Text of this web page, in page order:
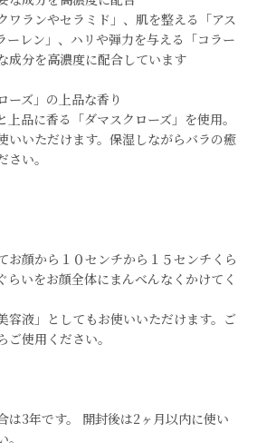
ワランやセラミド」、 肌を整える「アス
ーレン」、 ハリや弾力を与える「コラー
成分を高濃度に配合しています
ズ」の上品な香り
上品に香る「ダマスクローズ」を使用。
いいただけます。保湿しながらバラの癒
い。
お顔から１０センチから１５センチくら
らいをお顔全体にまんべんなくかけてく
容液」としてもお使いいただけます。ご
使用ください。
は3年です。 開封後は2ヶ月以内に使い